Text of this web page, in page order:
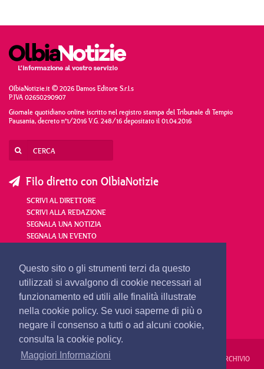
Questo sito o gli strumenti terzi da questo
utilizzati si avvalgono di cookie necessari al
funzionamento ed utili alle finalità illustrate
nella cookie policy. Se vuoi saperne di più o
negare il consenso a tutti o ad alcuni cookie,
consulta la cookie policy.
Maggiori Informazioni
OlbiaNotizie.it © 2026 Damos Editore S.r.l.s
P.IVA 02650290907
Giornale quotidiano online iscritto nel registro stampa del Tribunale di Tempio
Pausania, decreto n°1/2016 V.G. 248/16 depositato il 01.04.2016
Filo diretto con OlbiaNotizie
SCRIVI AL DIRETTORE
SCRIVI ALLA REDAZIONE
SEGNALA UNA NOTIZIA
SEGNALA UN EVENTO
redazione@olbianotizie.it
REDAZIONE PUBBLICITÀ PRIVACY E COOKIES ARCHIVIO